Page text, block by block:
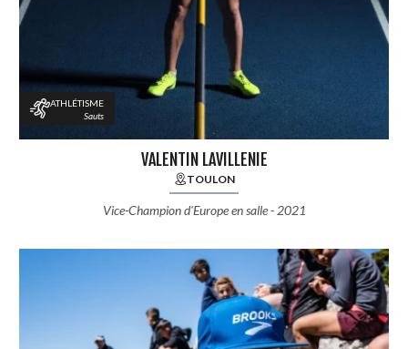
ATHLÉTISME
Sauts
VALENTIN LAVILLENIE
TOULON
Vice-Champion d'Europe en salle - 2021